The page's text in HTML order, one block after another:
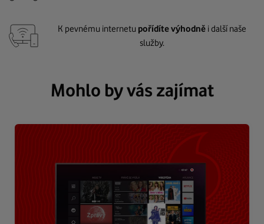
K pevnému internetu pořídíte výhodně i další naše
služby.
Mohlo by vás zajímat